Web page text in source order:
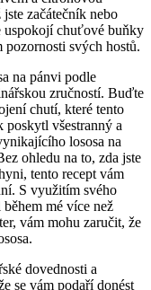
začátečník nebo
uspokojí chuťové buňky
pozornosti svých hostů.
na pánvi podle
zručností. Buďte
chutí, které tento
poskytl všestranný a
lososa na
ohledu na to, zda jste
tento recept vám
S využitím svého
mé více než
vám mohu zaručit, že
dovednosti a
se vám podaří donést